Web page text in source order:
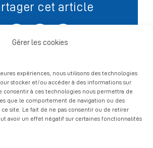
Gérer les cookies
expériences, nous utilisons des technologies
stocker et/ou accéder à des informations sur
consentir à ces technologies nous permettra de
que le comportement de navigation ou des
site. Le fait de ne pas consentir ou de retirer
avoir un effet négatif sur certaines fonctionnalités
cet article